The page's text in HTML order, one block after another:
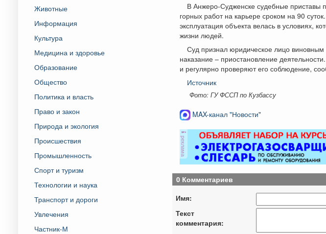
Животные
Информация
Культура
Медицина и здоровье
Образование
Общество
Политика и власть
Право и закон
Природа и экология
Происшествия
Промышленность
Спорт и туризм
Технологии и наука
Транспорт и дороги
Увлечения
Частник-М
В Анжеро-Судженске судебные приставы
горных работ на карьере сроком на 90
эксплуатация объекта велась в условиях,
жизни людей.
Суд признал юридическое лицо
наказание – приостановление
и регулярно проверяют его соблюдение,
Источник
Фото: ГУ ФССП по Кузбассу
MAX-канал "Новости"
реклама
0 Комментариев
Имя:
Текст
комментария: